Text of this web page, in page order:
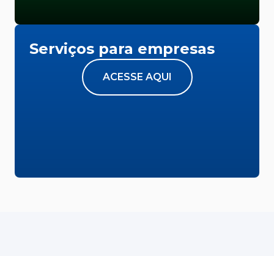
Serviços para empresas
ACESSE AQUI